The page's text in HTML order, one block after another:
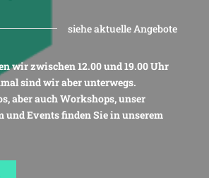
siehe aktuelle Angebote
wir zwischen 12.00 und 19.00 Uhr
sind wir aber unterwegs.
aber auch Workshops, unser
und Events finden Sie in unserem